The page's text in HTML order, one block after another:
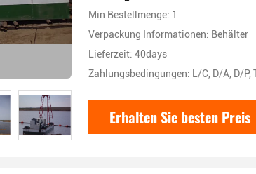
Min Bestellmenge: 1
Verpackung Informationen: Behälter
Lieferzeit: 40days
Zahlungsbedingungen: L/C, D/A, D/P,
Erhalten Sie besten Preis